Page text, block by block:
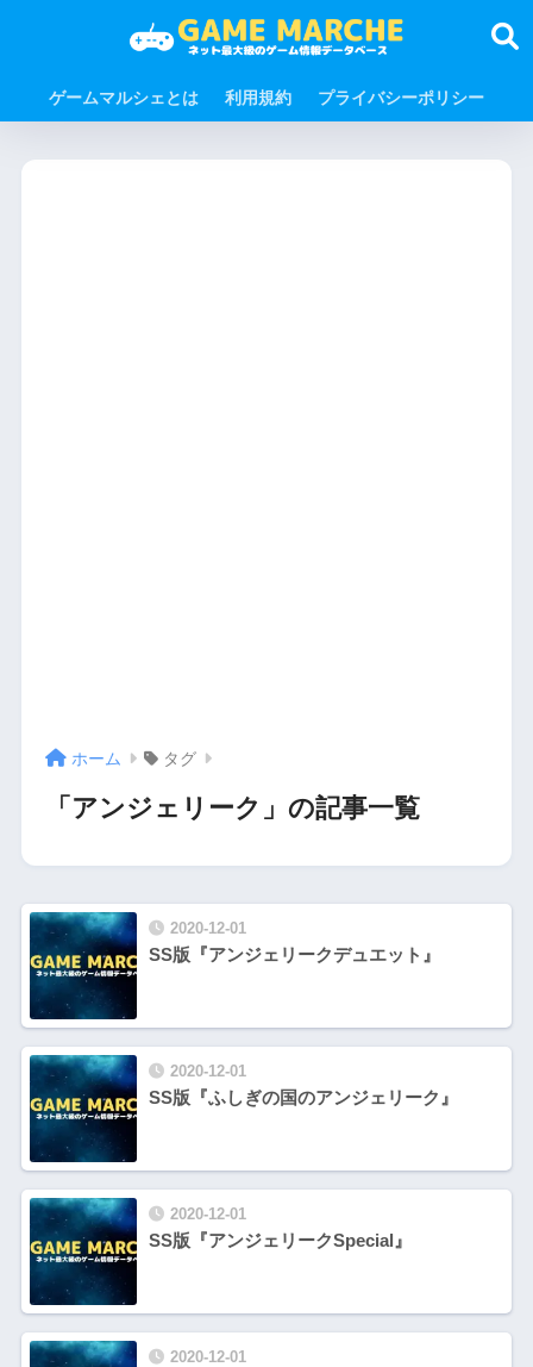
ゲームマルシェとは 利用規約 プライバシーポリシー
ホーム タグ
「アンジェリーク」の記事一覧
2020-12-01
SS版『アンジェリークデュエット』
2020-12-01
SS版『ふしぎの国のアンジェリーク』
2020-12-01
SS版『アンジェリークSpecial』
2020-12-01